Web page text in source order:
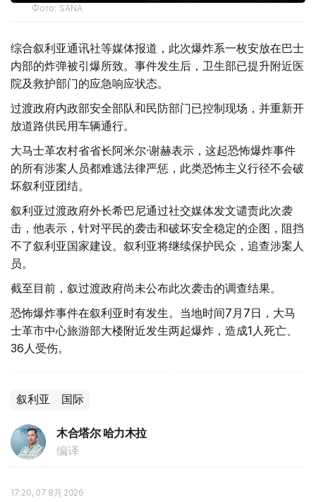
Фото: SANA
综合叙利亚通讯社等媒体报道，此次爆炸系一枚安放在巴士
内部的炸弹被引爆所致。事件发生后，卫生部已提升附近医
院及救护部门的应急响应状态。
过渡政府内政部安全部队和民防部门已控制现场，并重新开
放道路供民用车辆通行。
大马士革农村省省长阿米尔·谢赫表示，这起恐怖爆炸事件
的所有涉案人员都难逃法律严惩，此类恐怖主义行径不会破
坏叙利亚团结。
叙利亚过渡政府外长希巴尼通过社交媒体发文谴责此次袭
击，他表示，针对平民的袭击和破坏安全稳定的企图，阻挡
不了叙利亚国家建设。叙利亚将继续保护民众，追查涉案人
员。
截至目前，叙过渡政府尚未公布此次袭击的调查结果。
恐怖爆炸事件在叙利亚时有发生。当地时间7月7日，大马
士革市中心旅游部大楼附近发生两起爆炸，造成1人死亡、
36人受伤。
叙利亚 国际
木合塔尔 哈力木拉
编译
17:20, 07 8月 2026